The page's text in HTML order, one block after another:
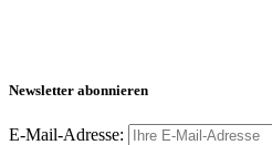
Newsletter abonnieren
E-Mail-Adresse: